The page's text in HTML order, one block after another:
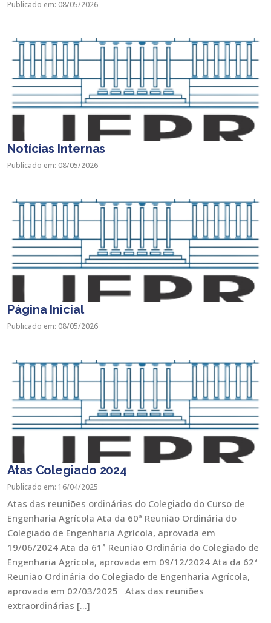
Publicado em: 08/05/2026
Notícias Internas
Publicado em: 08/05/2026
Página Inicial
Publicado em: 08/05/2026
Atas Colegiado 2024
Publicado em: 16/04/2025
Atas das reuniões ordinárias do Colegiado do Curso de
Engenharia Agrícola Ata da 60ª Reunião Ordinária do
Colegiado de Engenharia Agrícola, aprovada em
19/06/2024 Ata da 61ª Reunião Ordinária do Colegiado de
Engenharia Agrícola, aprovada em 09/12/2024 Ata da 62ª
Reunião Ordinária do Colegiado de Engenharia Agrícola,
aprovada em 02/03/2025 Atas das reuniões
extraordinárias […]